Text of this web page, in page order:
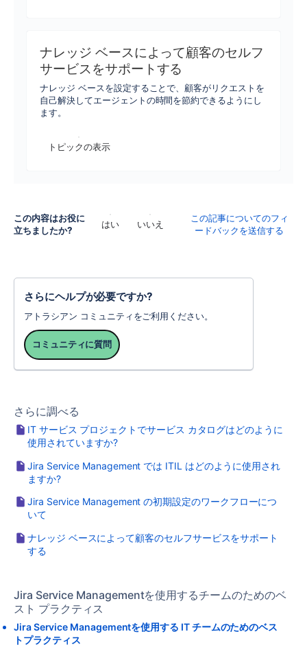
ナレッジ ベースによって顧客のセルフ
サービスをサポートする
ナレッジ ベースを設定することで、顧客がリクエストを
自己解決してエージェントの時間を節約できるようにし
ます。
トピックの表示
この内容はお役に
立ちましたか?
はい いいえ
この記事についてのフィ
ードバックを送信する
さらにヘルプが必要ですか?
アトラシアン コミュニティをご利用ください。
コミュニティに質問
さらに調べる
IT サービス プロジェクトでサービス カタログはどのように
使用されていますか?
Jira Service Management では ITIL はどのように使用され
ますか?
Jira Service Management の初期設定のワークフローにつ
いて
ナレッジ ベースによって顧客のセルフサービスをサポート
する
Jira Service Managementを使用するチームのためのベ
スト プラクティス
Jira Service Managementを使用する IT チームのためのベス
トプラクティス